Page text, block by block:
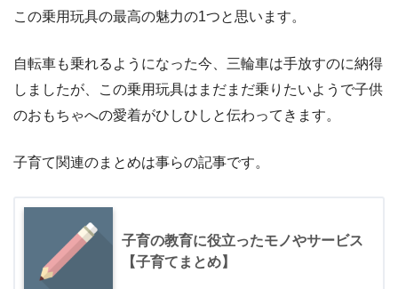
この乗用玩具の最高の魅力の1つと思います。
自転車も乗れるようになった今、三輪車は手放すのに納得
しましたが、この乗用玩具はまだまだ乗りたいようで子供
のおもちゃへの愛着がひしひしと伝わってきます。
子育て関連のまとめは事らの記事です。
子育の教育に役立ったモノやサービス
【子育てまとめ】